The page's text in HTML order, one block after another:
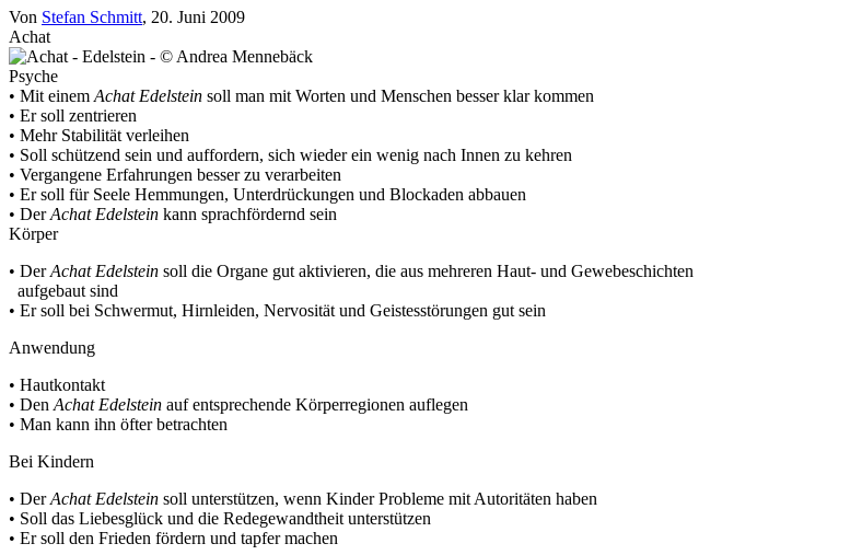
Von Stefan Schmitt, 20. Juni 2009
Achat
Psyche
• Mit einem Achat Edelstein soll man mit Worten und Menschen besser klar kommen
• Er soll zentrieren
• Mehr Stabilität verleihen
• Soll schützend sein und auffordern, sich wieder ein wenig nach Innen zu kehren
• Vergangene Erfahrungen besser zu verarbeiten
• Er soll für Seele Hemmungen, Unterdrückungen und Blockaden abbauen
• DerAchat Edelstein kann sprachfördernd sein
Körper
• DerAchat Edelstein soll die Organe gut aktivieren, die aus mehreren Haut- und Gewebeschichten
aufgebaut sind
• Er soll bei Schwermut, Hirnleiden, Nervosität und Geistesstörungen gut sein
Anwendung
• Hautkontakt
• Den Achat Edelstein auf entsprechende Körperregionen auflegen
• Man kann ihn öfter betrachten
Bei Kindern
• DerAchat Edelstein soll unterstützen, wenn Kinder Probleme mit Autoritäten haben
• Soll das Liebesglück und die Redegewandtheit unterstützen
• Er soll den Frieden fördern und tapfer machen